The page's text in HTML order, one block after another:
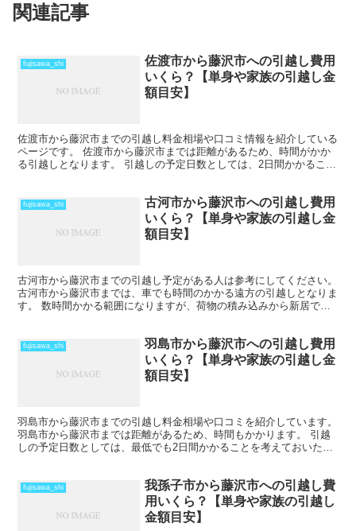
関連記事
fujisawa_shi
佐渡市から藤沢市への引越し費用
いくら？【単身や家族の引越し金
額目安】
佐渡市から藤沢市までの引越し料金相場や口コミ情報を紹介している
ページです。 佐渡市から藤沢市までは距離があるため、時間がかか
る引越しとなります。 引越しの予定日数としては、2日間かかること
fujisawa_shi
古河市から藤沢市への引越し費用
いくら？【単身や家族の引越し金
額目安】
古河市から藤沢市までの引越し予定がある人は参考にしてください。
古河市から藤沢市までは、車でも時間のかかる遠方の引越しとなりま
す。 数時間かかる範囲になりますが、荷物の積み込みから新居での
fujisawa_shi
羽島市から藤沢市への引越し費用
いくら？【単身や家族の引越し金
額目安】
羽島市から藤沢市までの引越し料金相場や口コミを紹介しています。
羽島市から藤沢市までは距離があるため、時間もかかります。 引越
しの予定日数としては、最低でも2日間かかることを考えておいた方
fujisawa_shi
我孫子市から藤沢市への引越し費
用いくら？【単身や家族の引越し
金額目安】